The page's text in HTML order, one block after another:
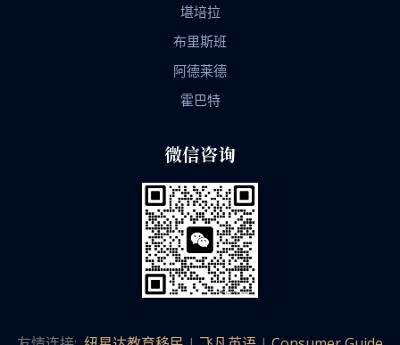
堪培拉
布里斯班
阿德莱德
霍巴特
微信咨询